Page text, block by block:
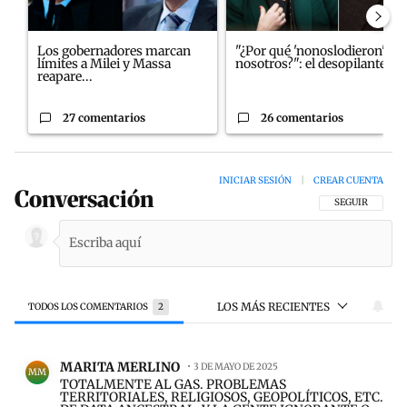
Los gobernadores marcan
límites a Milei y Massa
reapare...
27 comentarios
"¿Por qué 'nonoslodieron' a
nosotros?": el desopilante ...
26 comentarios
Conversación SIGA ESTA
SEGUIR
INICIAR SESIÓN CREAR CUENTA
TODOS LOS COMENTARIOS 2 LOS MÁS RECIENTES
Todos los comentarios
MM MARITA MERLINO 3 DE MAYO DE 2025
TOTALMENTE AL GAS. PROBLEMAS
TERRITORIALES, RELIGIOSOS, GEOPOLÍTICOS, ETC.